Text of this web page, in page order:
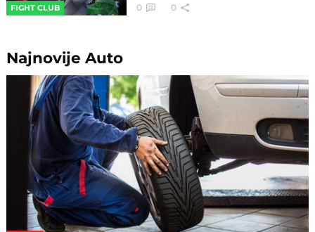
FIGHT CLUB 0 0
NajnovijeAuto